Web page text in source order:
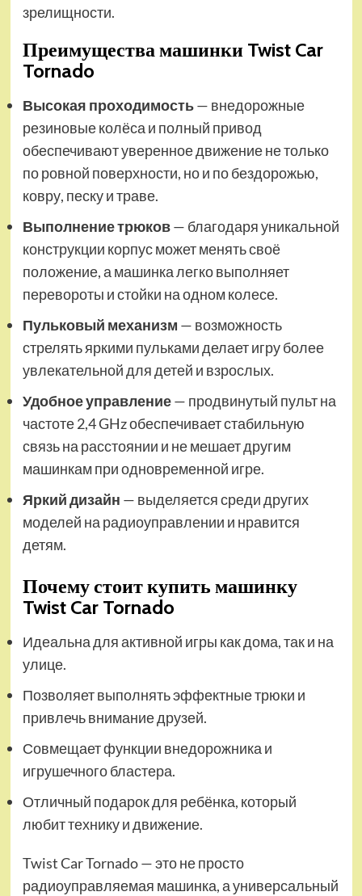
зрелищности.
Преимущества машинки Twist Car
Tornado
Высокая проходимость— внедорожные
резиновые колёса и полный привод
обеспечивают уверенное движение не только
по ровной поверхности, но и по бездорожью,
ковру, песку и траве.
Выполнение трюков— благодаря уникальной
конструкции корпус может менять своё
положение, а машинка легко выполняет
перевороты и стойки на одном колесе.
Пульковый механизм — возможность
стрелять яркими пульками делает игру более
увлекательной для детей и взрослых.
Удобное управление— продвинутый пульт на
частоте 2,4 GHz обеспечивает стабильную
связь на расстоянии и не мешает другим
машинкам при одновременной игре.
Яркий дизайн — выделяется среди других
моделей на радиоуправлении и нравится
детям.
Почему стоит купить машинку
Twist Car Tornado
Идеальна для активной игры как дома, так и на
улице.
Позволяет выполнять эффектные трюки и
привлечь внимание друзей.
Совмещает функции внедорожника и
игрушечного бластера.
Отличный подарок для ребёнка, который
любит технику и движение.
Twist Car Tornado — это не просто
радиоуправляемая машинка, а универсальный